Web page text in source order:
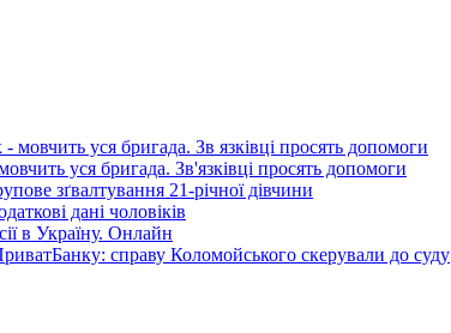
уся бригада. Зв'язківці просять допомоги
зґвалтування 21-річної дівчини
дані чоловіків
в Україну. Онлайн
справу Коломойського скерували до суду